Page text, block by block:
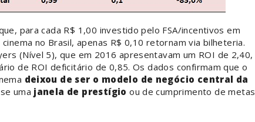
para cada R$ 1,00 investido pelo FSA/incentivos em
no Brasil, apenas R$ 0,10 retornam via bilheteria.
(Nível 5), que em 2016 apresentavam um ROI de 2,40,
de ROI deficitário de 0,85. Os dados confirmam que o
deixou de ser o modelo de negócio central da
uma janela de prestígio ou de cumprimento de metas